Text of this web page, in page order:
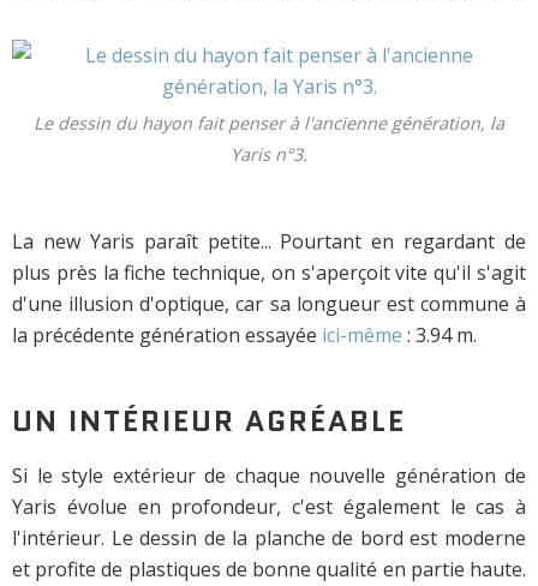
Le dessin du hayon fait penser à l'ancienne génération, la
Yaris n°3.
La new Yaris paraît petite... Pourtant en regardant de
plus près la fiche technique, on s'aperçoit vite qu'il s'agit
d'une illusion d'optique, car sa longueur est commune à
la précédente génération essayée ici-même : 3.94 m.
UN INTÉRIEUR AGRÉABLE
Si le style extérieur de chaque nouvelle génération de
Yaris évolue en profondeur, c'est également le cas à
l'intérieur. Le dessin de la planche de bord est moderne
et profite de plastiques de bonne qualité en partie haute.